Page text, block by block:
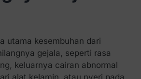
utama kesembuhan dari
gejala, seperti rasa
keluarnya cairan abnormal
alat kelamin, atau nyeri pada